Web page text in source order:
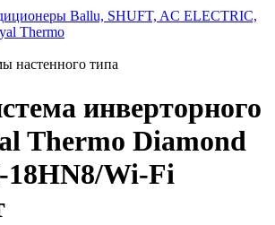
Ballu, SHUFT, AC ELECTRIC,
Thermo
настенного типа
инверторного
Thermo Diamond
Wi-Fi